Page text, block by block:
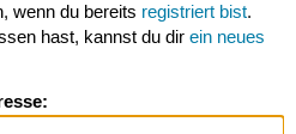
wenn du bereits registriert bist.
hast, kannst du dir ein neues